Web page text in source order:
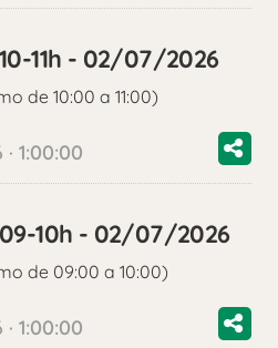
11h - 02/07/2026
de 10:00 a 11:00)
1:00:00
10h - 02/07/2026
de 09:00 a 10:00)
1:00:00